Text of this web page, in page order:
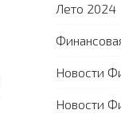
Лето 2024
Новости
Новости